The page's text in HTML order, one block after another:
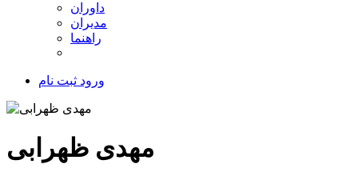
داوران
مدیران
راهنما
ورود ثبت نام
مهدی ظهرابی